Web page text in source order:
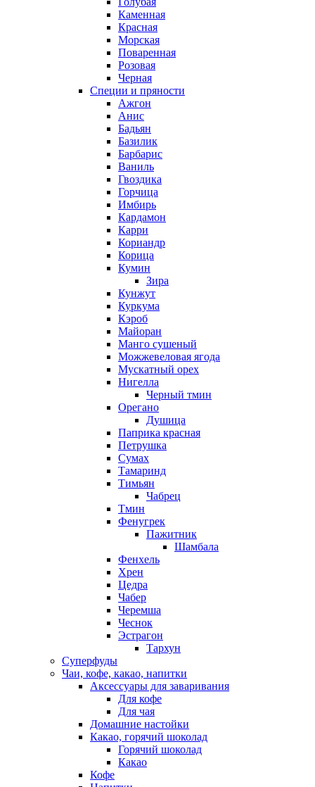
Каменная
Красная
Морская
Поваренная
Розовая
Черная
Специи и пряности
Ажгон
Анис
Бадьян
Базилик
Барбарис
Ваниль
Гвоздика
Горчица
Имбирь
Кардамон
Карри
Кориандр
Корица
Кумин
Зира
Кунжут
Куркума
Кэроб
Майоран
Манго сушеный
Можжевеловая ягода
Мускатный орех
Нигелла
Черный тмин
Орегано
Душица
Паприка красная
Петрушка
Сумах
Тамаринд
Тимьян
Чабрец
Тмин
Фенугрек
Пажитник
Шамбала
Фенхель
Хрен
Цедра
Чабер
Черемша
Чеснок
Эстрагон
Тархун
Суперфуды
Чаи, кофе, какао, напитки
Аксессуары для заваривания
Для кофе
Для чая
Домашние настойки
Какао, горячий шоколад
Горячий шоколад
Какао
Кофе